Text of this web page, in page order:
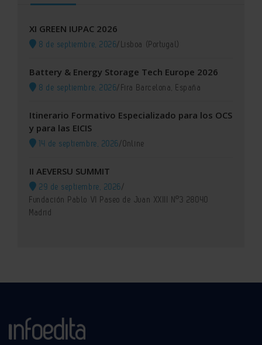
XI GREEN IUPAC 2026
8 de septiembre, 2026/Lisboa (Portugal)
Battery & Energy Storage Tech Europe 2026
8 de septiembre, 2026/Fira Barcelona, España
Itinerario Formativo Especializado para los OCS
y para las EICIS
14 de septiembre, 2026/Online
II AEVERSU SUMMIT
29 de septiembre, 2026/
Fundación Pablo VI Paseo de Juan XXIII Nº3 28040
Madrid